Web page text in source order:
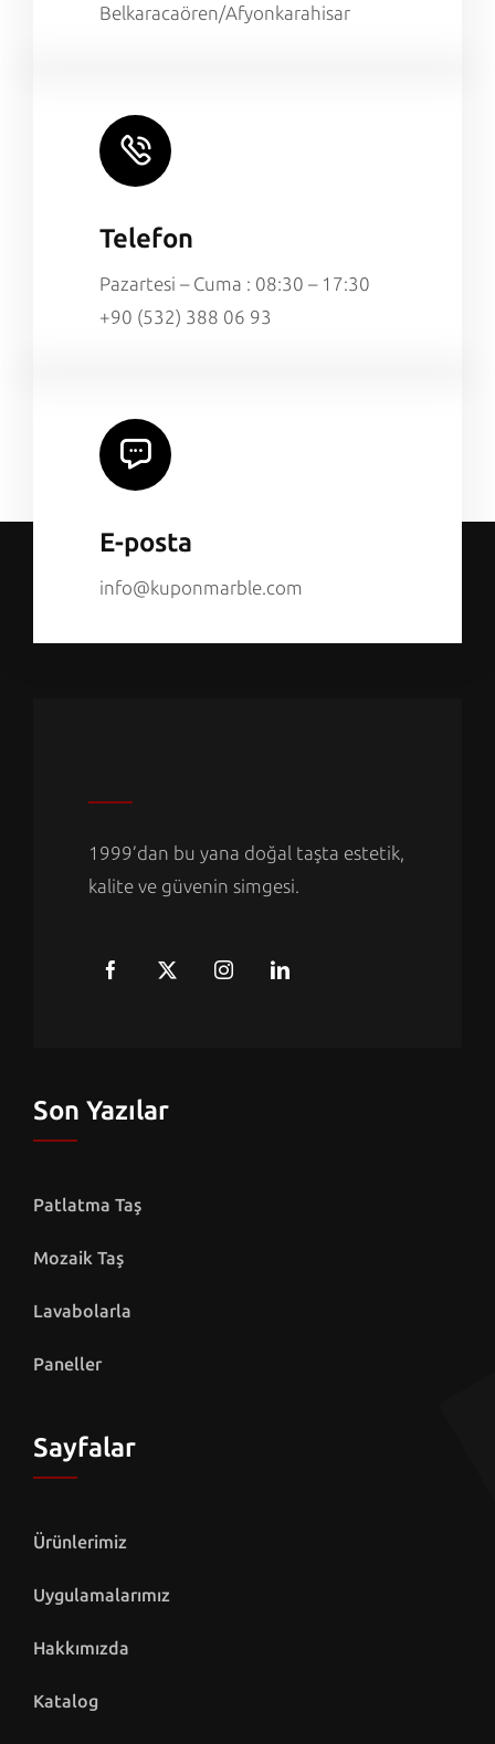
Belkaracaören/Afyonkarahisar
Telefon
Pazartesi – Cuma : 08:30 – 17:30
+90 (532) 388 06 93
E-posta
info@kuponmarble.com
1999’dan bu yana doğal taşta estetik,
kalite ve güvenin simgesi.
Son Yazılar
Patlatma Taş
Mozaik Taş
Lavabolarla
Paneller
Sayfalar
Ürünlerimiz
Uygulamalarımız
Hakkımızda
Katalog